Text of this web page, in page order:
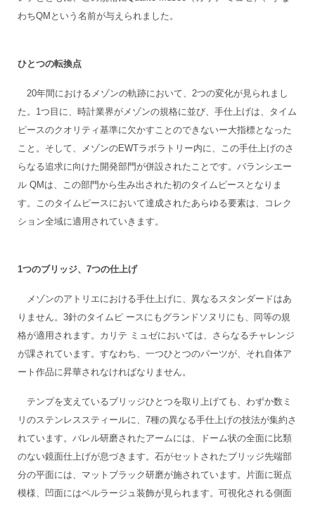
わちQMという名前が与えられました。
ひとつの転換点
20年間におけるメゾンの軌跡において、2つの変化が見られまし
た。1つ目に、時計業界がメゾンの規格に並び、手仕上げは、タイム
ピースのクオリティ基準に欠かすことのできないー大指標となった
こと。そして、メゾンのEWTラボラトリー内に、この手仕上げのさ
らなる追求に向けた開発部門が併設されたことです。バランシエー
ル QMは、この部門から生み出された初のタイムピースとなりま
す。このタイムピースにおいて達成されたあらゆる要素は、コレク
ション全域に適用されていきます。
1つのブリッジ、7つの仕上げ
メゾンのアトリエにおける手仕上げに、異なるスタンダードはあ
りません。3針のタイムピ ースにもグランドソヌリにも、同等の規
格が適用されます。カリテ ミュゼにおいては、さらなるチャレンジ
が課されています。すなわち、一つひとつのパーツが、それ自体ア
ート作品に昇華されなければなりません。
テンプを支えているブリッジひとつを取り上げても、わずか数ミ
リのステンレススティールに、7種の異なる手仕上げの技法が集約さ
れています。バレル研磨されたアームには、ドーム状の全面に比類
のない鏡面仕上げが息づきます。石がセットされたブリッジ先端部
分の平面には、マットブラック研磨が施されています。片面に斑点
模様、凹面にはペルラージュ装飾が見られます。可視化される側面